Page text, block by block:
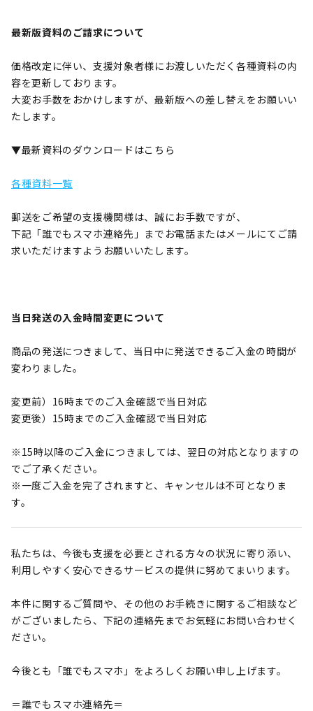
最新版資料のご請求について
価格改定に伴い、支援対象者様にお渡しいただく各種資料の内
容を更新しております。
大変お手数をおかけしますが、最新版への差し替えをお願いい
たします。
▼最新資料のダウンロードはこちら
各種資料一覧
郵送をご希望の支援機関様は、誠にお手数ですが、
下記「誰でもスマホ連絡先」までお電話またはメールにてご請
求いただけますようお願いいたします。
当日発送の入金時間変更について
商品の発送につきまして、当日中に発送できるご入金の時間が
変わりました。
変更前）16時までのご入金確認で当日対応
変更後）15時までのご入金確認で当日対応
※15時以降のご入金につきましては、翌日の対応となりますの
でご了承ください。
※一度ご入金を完了されますと、キャンセルは不可となりま
す。
私たちは、今後も支援を必要とされる方々の状況に寄り添い、
利用しやすく安心できるサービスの提供に努めてまいります。
本件に関するご質問や、その他のお手続きに関するご相談など
がございましたら、下記の連絡先までお気軽にお問い合わせく
ださい。
今後とも「誰でもスマホ」をよろしくお願い申し上げます。
＝誰でもスマホ連絡先＝